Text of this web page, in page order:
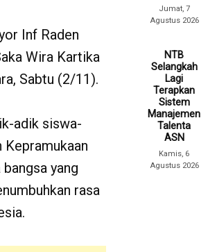
Inf Raden
Wira Kartika
Sabtu (2/11).
adik siswa-
yang
rasa
Jumat, 7
Agustus 2026
NTB
Selangkah
Lagi
Terapkan
Sistem
Manajemen
Talenta
ASN
Kamis, 6
Agustus 2026